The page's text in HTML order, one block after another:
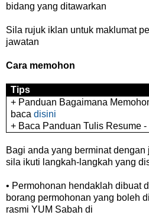
bidang yang ditawarkan
Sila rujuk iklan untuk maklumat
jawatan
Cara memohon
Tips
+ Panduan Bagaimana
bacadisini
+ Baca Panduan Tulis Resume
Bagi anda yang berminat
sila ikuti langkah-langkah yang
• Permohonan hendaklah dibuat
borang permohonan yang boleh
rasmi YUM Sabah di